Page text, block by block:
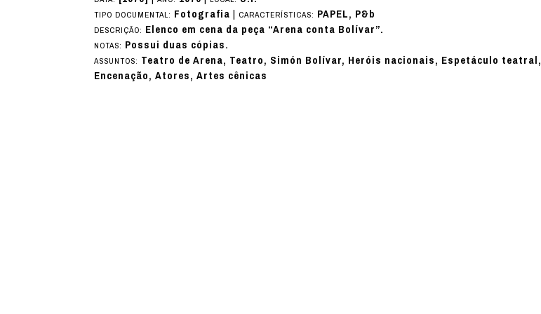
TIPO DOCUMENTAL: Fotografia| CARACTERÍSTICAS: PAPEL, P&b
DESCRIÇÃO: Elenco em cena da peça “Arena conta Bolívar”.
NOTAS: Possui duas cópias.
ASSUNTOS: Teatro de Arena, Teatro, Simón Bolívar, Heróis nacionais, Espetáculo teatral,
Encenação, Atores, Artes cênicas